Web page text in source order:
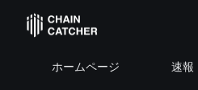
ホームページ 速報